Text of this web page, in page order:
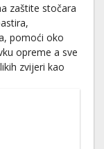
zaštite stočara
pomoći oko
opreme a sve
zvijeri kao